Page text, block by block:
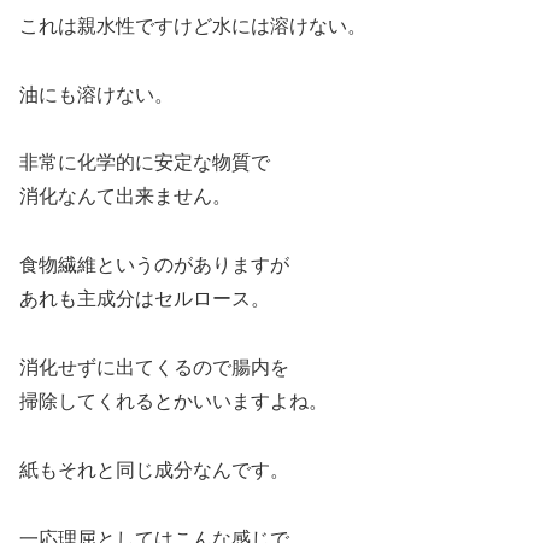
これは親水性ですけど水には溶けない。
油にも溶けない。
非常に化学的に安定な物質で
消化なんて出来ません。
食物繊維というのがありますが
あれも主成分はセルロース。
消化せずに出てくるので腸内を
掃除してくれるとかいいますよね。
紙もそれと同じ成分なんです。
一応理屈としてはこんな感じで